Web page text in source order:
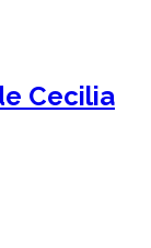
Cecilia